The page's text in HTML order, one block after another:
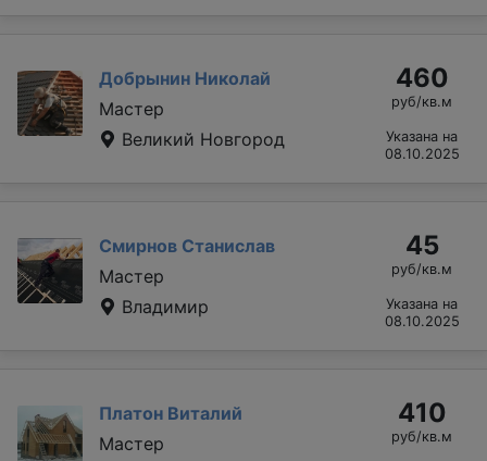
Добрынин Николай
Мастер
Великий Новгород
460
руб/кв.м
Указана на
08.10.2025
Смирнов Станислав
Мастер
Владимир
45
руб/кв.м
Указана на
08.10.2025
Платон Виталий
Мастер
410
руб/кв.м